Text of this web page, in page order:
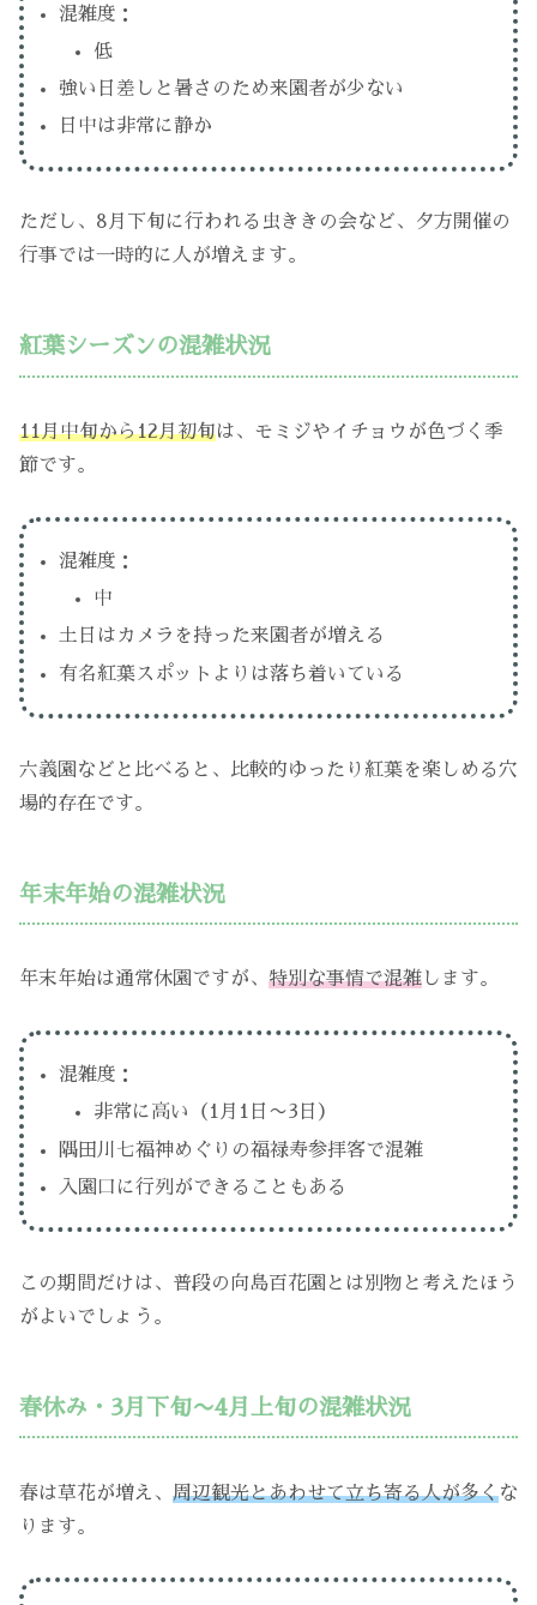
混雑度：
低
強い日差しと暑さのため来園者が少ない
日中は非常に静か
ただし、8月下旬に行われる虫ききの会など、夕方開催の
行事では一時的に人が増えます。
紅葉シーズンの混雑状況
11月中旬から12月初旬は、モミジやイチョウが色づく季
節です。
混雑度：
中
土日はカメラを持った来園者が増える
有名紅葉スポットよりは落ち着いている
六義園などと比べると、比較的ゆったり紅葉を楽しめる穴
場的存在です。
年末年始の混雑状況
年末年始は通常休園ですが、 特別な事情で混雑 します。
混雑度：
非常に高い（1月1日〜3日）
隅田川七福神めぐりの福禄寿参拝客で混雑
入園口に行列ができることもある
この期間だけは、普段の向島百花園とは別物と考えたほう
がよいでしょう。
春休み・3月下旬〜4月上旬の混雑状況
春は草花が増え、 周辺観光とあわせて立ち寄る人が多くな
ります。